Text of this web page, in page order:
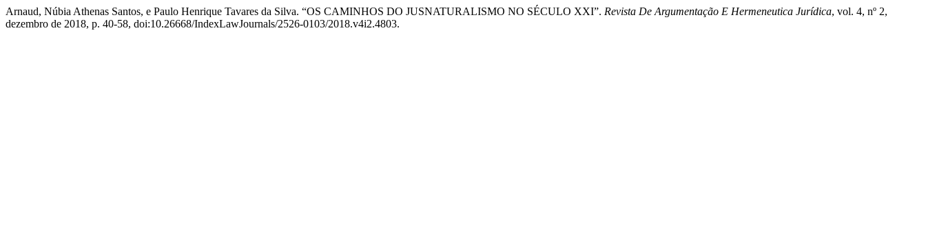
Arnaud, Núbia Athenas Santos, e Paulo Henrique Tavares da Silva. “OS CAMINHOS DO JUSNATURALISMO NO SÉCULO XXI”. Revista De Argumentação E Hermeneutica Jurídica, vol. 4, nº 2,
dezembro de 2018, p. 40-58, doi:10.26668/IndexLawJournals/2526-0103/2018.v4i2.4803.